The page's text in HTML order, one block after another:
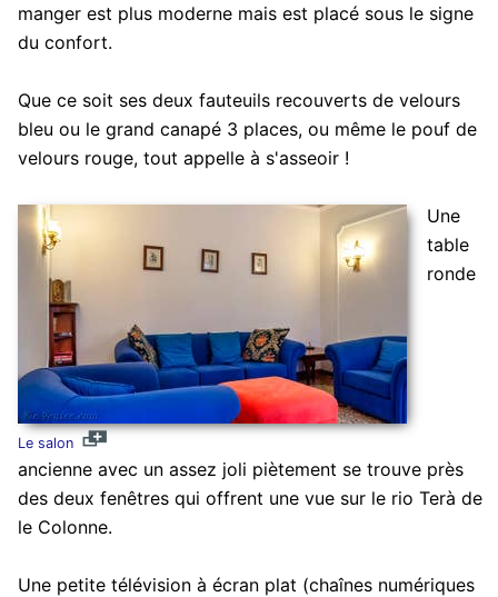
manger est plus moderne mais est placé sous le signe
du confort.
Que ce soit ses deux fauteuils recouverts de velours
bleu ou le grand canapé 3 places, ou même le pouf de
velours rouge, tout appelle à s'asseoir !
Le salon
Une
table
ronde
ancienne avec un assez joli piètement se trouve près
des deux fenêtres qui offrent une vue sur le rio Terà de
le Colonne.
Une petite télévision à écran plat (chaînes numériques